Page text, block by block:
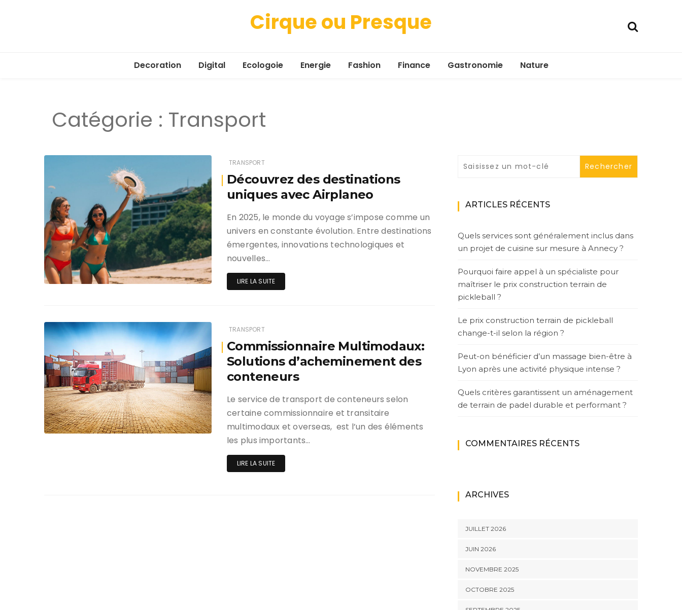
Cirque ou Presque
Decoration Digital Ecologoie Energie Fashion Finance Gastronomie Nature
Catégorie : Transport
TRANSPORT
Découvrez des destinations
uniques avec Airplaneo
En 2025, le monde du voyage s’impose comme un
univers en constante évolution. Entre destinations
émergentes, innovations technologiques et
nouvelles…
LIRE LA SUITE
TRANSPORT
Commissionnaire Multimodaux:
Solutions d’acheminement des
conteneurs
Le service de transport de conteneurs selon
certaine commissionnaire et transitaire
multimodaux et overseas, est l’un des éléments
les plus importants…
LIRE LA SUITE
ARTICLES RÉCENTS
Quels services sont généralement inclus dans
un projet de cuisine sur mesure à Annecy ?
Pourquoi faire appel à un spécialiste pour
maîtriser le prix construction terrain de
pickleball ?
Le prix construction terrain de pickleball
change-t-il selon la région ?
Peut-on bénéficier d’un massage bien-être à
Lyon après une activité physique intense ?
Quels critères garantissent un aménagement
de terrain de padel durable et performant ?
COMMENTAIRES RÉCENTS
ARCHIVES
JUILLET 2026
JUIN 2026
NOVEMBRE 2025
OCTOBRE 2025